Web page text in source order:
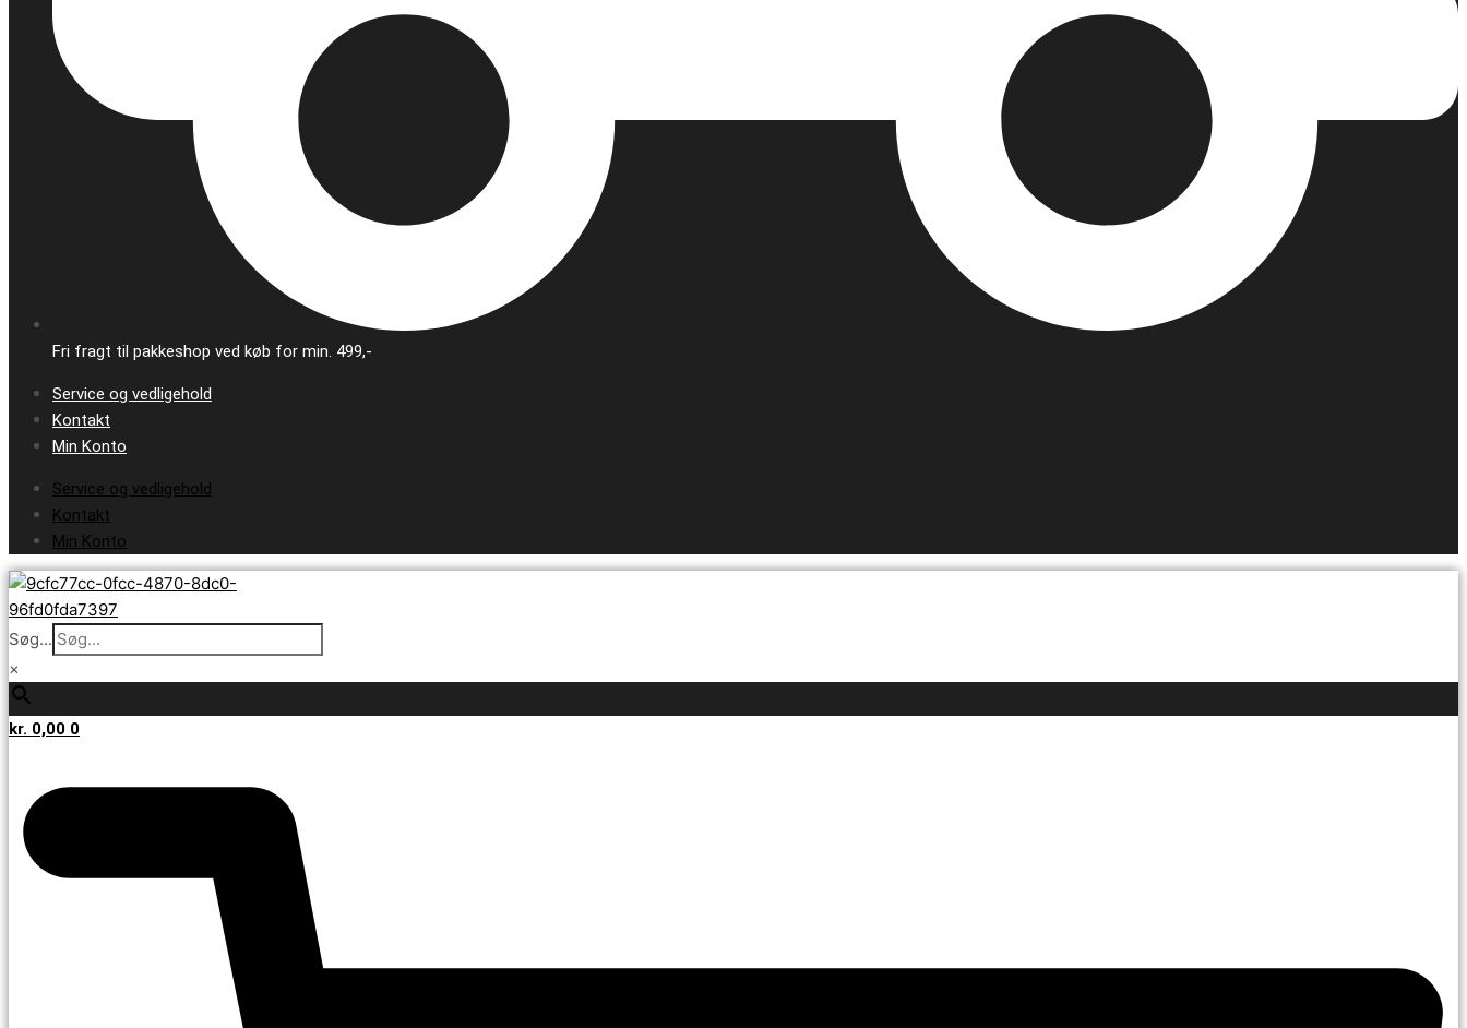
Fri fragt til pakkeshop ved køb for min. 499,-
Service og vedligehold
Kontakt
Min Konto
Service og vedligehold
Kontakt
Min Konto
Søg...
×
kr. 0,00 0